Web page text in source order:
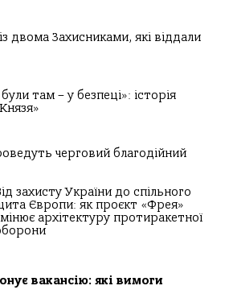
двома Захисниками, які віддали
там – у безпеці»: історія
черговий благодійний
захисту України до спільного
Європи: як проєкт «Фрея»
архітектуру протиракетної
вакансію: які вимоги